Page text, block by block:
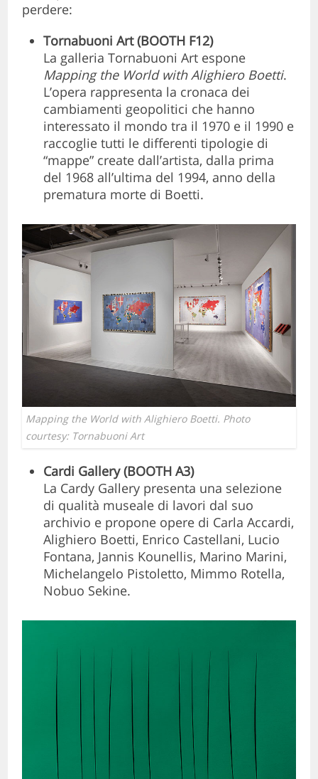
perdere:
Tornabuoni Art (BOOTH F12)
La galleria Tornabuoni Art espone
Mapping the World with Alighiero Boetti.
L’opera rappresenta la cronaca dei
cambiamenti geopolitici che hanno
interessato il mondo tra il 1970 e il 1990 e
raccoglie tutti le differenti tipologie di
“mappe” create dall’artista, dalla prima
del 1968 all’ultima del 1994, anno della
prematura morte di Boetti.
Mapping the World with Alighiero Boetti. Photo
courtesy: Tornabuoni Art
Cardi Gallery (BOOTH A3)
La Cardy Gallery presenta una selezione
di qualità museale di lavori dal suo
archivio e propone opere di Carla Accardi,
Alighiero Boetti, Enrico Castellani, Lucio
Fontana, Jannis Kounellis, Marino Marini,
Michelangelo Pistoletto, Mimmo Rotella,
Nobuo Sekine.